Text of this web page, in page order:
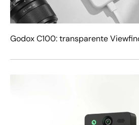
Godox C100: transparente